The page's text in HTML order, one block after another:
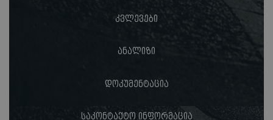
კვლევები
ანალიზი
დოკუმენტაცია
საკონტაქტო ინფორმაცია